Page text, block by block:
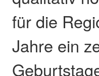
für die
Jahre ein